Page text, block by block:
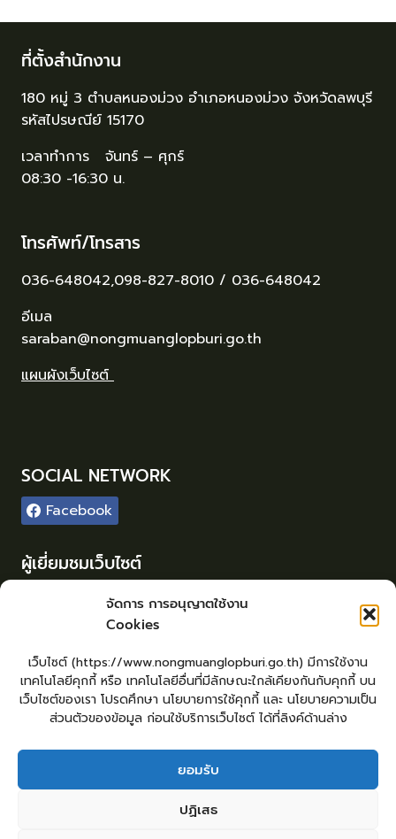
จัดการ การอนุญาตใช้งาน
Cookies
เว็บไซต์ (https://www.nongmuanglopburi.go.th) มีการใช้งาน
เทคโนโลยีคุกกี้ หรือ เทคโนโลยีอื่นที่มีลักษณะใกล้เคียงกันกับคุกกี้ บน
เว็บไซต์ของเรา โปรดศึกษา นโยบายการใช้คุกกี้ และ นโยบายความเป็น
ส่วนตัวของข้อมูล ก่อนใช้บริการเว็บไซต์ ได้ที่ลิงค์ด้านล่าง
ยอมรับ
ปฏิเสธ
ที่ตั้งสำนักงาน
180 หมู่ 3 ตำบลหนองม่วง อำเภอหนองม่วง จังหวัดลพบุรี
รหัสไปรษณีย์ 15170
เวลาทำการ จันทร์ – ศุกร์
08:30 -16:30 น.
โทรศัพท์/โทรสาร
036-648042,098-827-8010 / 036-648042
อีเมล
saraban@nongmuanglopburi.go.th
แผนผังเว็บไซต์
SOCIAL NETWORK
Facebook
ผู้เยี่ยมชมเว็บไซต์
8
เข้าสู่ระบบ
จัดทำเว็บไซต์
lopburiwebdesign.com
ยื่นแบบคำร้องทั่วไป
ร้องเรียน – ร้องทุกข์ ให้คำแนะนำ ข้อเสนอแนะ
แจ้งเรื่องร้องเรียนการทุจริต
คู่มือประชาชน